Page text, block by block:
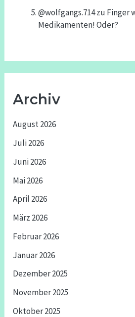
@wolfgangs.714zu Finger
Medikamenten! Oder?
Archiv
August 2026
Juli 2026
Juni 2026
Mai 2026
April 2026
März 2026
Februar 2026
Januar 2026
Dezember 2025
November 2025
Oktober 2025